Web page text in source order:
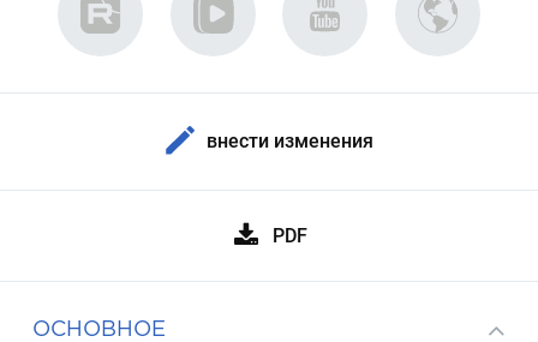
внести изменения
PDF
ОСНОВНОЕ